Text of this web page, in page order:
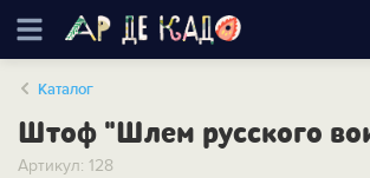
Каталог
Штоф "Шлем русского
Артикул: 128